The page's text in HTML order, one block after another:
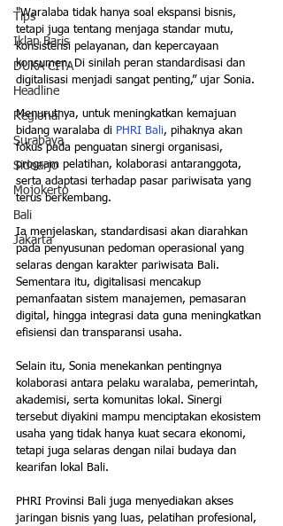
Tips
Iklan Baris
DUKA CITA
Headline
Regional
Surabaya
Sidoarjo
Mojokerto
Bali
Jakarta
"Waralaba tidak hanya soal ekspansi bisnis,
tetapi juga tentang menjaga standar mutu,
konsistensi pelayanan, dan kepercayaan
konsumen. Di sinilah peran standardisasi dan
digitalisasi menjadi sangat penting,” ujar Sonia.
Menurutnya, untuk meningkatkan kemajuan
bidang waralaba di PHRI Bali, pihaknya akan
fokus pada penguatan sinergi organisasi,
program pelatihan, kolaborasi antaranggota,
serta adaptasi terhadap pasar pariwisata yang
terus berkembang.
Ia menjelaskan, standardisasi akan diarahkan
pada penyusunan pedoman operasional yang
selaras dengan karakter pariwisata Bali.
Sementara itu, digitalisasi mencakup
pemanfaatan sistem manajemen, pemasaran
digital, hingga integrasi data guna meningkatkan
efisiensi dan transparansi usaha.
Selain itu, Sonia menekankan pentingnya
kolaborasi antara pelaku waralaba, pemerintah,
akademisi, serta komunitas lokal. Sinergi
tersebut diyakini mampu menciptakan ekosistem
usaha yang tidak hanya kuat secara ekonomi,
tetapi juga selaras dengan nilai budaya dan
kearifan lokal Bali.
PHRI Provinsi Bali juga menyediakan akses
jaringan bisnis yang luas, pelatihan profesional,